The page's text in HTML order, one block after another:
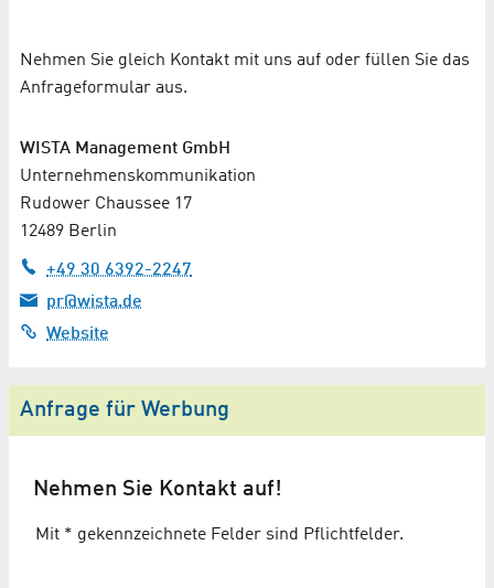
Nehmen Sie gleich Kontakt mit uns auf oder füllen Sie das
Anfrageformular aus.
WISTA Management GmbH
Unternehmenskommunikation
Rudower Chaussee 17
12489 Berlin
+49 30 6392-2247
pr@wista.de
Website
Anfrage für Werbung
Nehmen Sie Kontakt auf!
Mit * gekennzeichnete Felder sind Pflichtfelder.